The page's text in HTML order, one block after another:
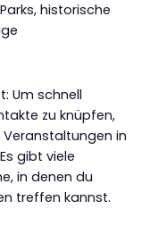
historische
Um schnell
zu knüpfen,
in
gibt viele
in denen du
treffen kannst.